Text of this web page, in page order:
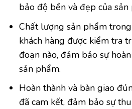
bảo độ bền và đẹp của sản
Chất lượng sản phẩm
khách hàng được kiểm tra
đoạn nào, đảm bảo sự
sản phẩm.
Hoàn thành và bàn giao
đã cam kết, đảm bảo sự